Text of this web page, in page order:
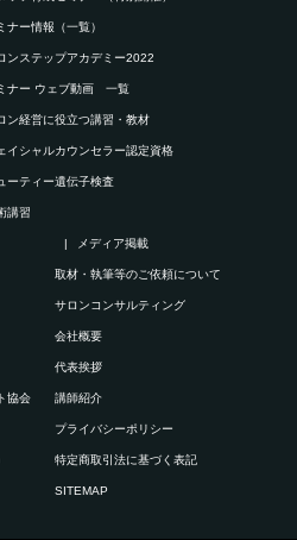
ナー情報（一覧）
ンステップアカデミー2022
ナー ウェブ動画 一覧
ン経営に役立つ講習・教材
イシャルカウンセラー認定資格
ーティー遺伝子検査
講習
ト協会
メディア掲載
取材・執筆等のご依頼について
サロンコンサルティング
会社概要
代表挨拶
講師紹介
プライバシーポリシー
特定商取引法に基づく表記
SITEMAP